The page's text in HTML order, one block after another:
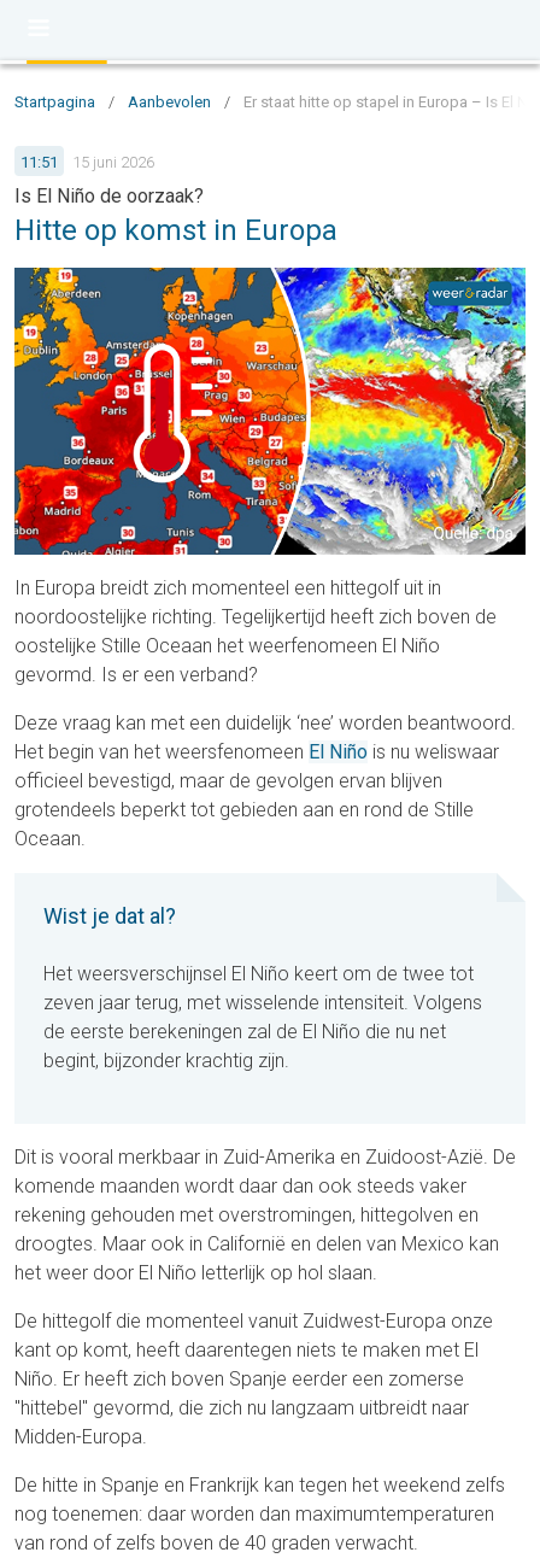
Startpagina / Aanbevolen / Er staat hitte op stapel in Europa – Is El
11:51 15 juni 2026
Is El Niño de oorzaak?
Hitte op komst in Europa
In Europa breidt zich momenteel een hittegolf uit in
noordoostelijke richting. Tegelijkertijd heeft zich boven de
oostelijke Stille Oceaan het weerfenomeen El Niño
gevormd. Is er een verband?
Deze vraag kan met een duidelijk ‘nee’ worden beantwoord.
Het begin van het weersfenomeen El Niño is nu weliswaar
officieel bevestigd, maar de gevolgen ervan blijven
grotendeels beperkt tot gebieden aan en rond de Stille
Oceaan.
Wist je dat al?
Het weersverschijnsel El Niño keert om de twee tot
zeven jaar terug, met wisselende intensiteit. Volgens
de eerste berekeningen zal de El Niño die nu net
begint, bijzonder krachtig zijn.
Dit is vooral merkbaar in Zuid-Amerika en Zuidoost-Azië. De
komende maanden wordt daar dan ook steeds vaker
rekening gehouden met overstromingen, hittegolven en
droogtes. Maar ook in Californië en delen van Mexico kan
het weer door El Niño letterlijk op hol slaan.
De hittegolf die momenteel vanuit Zuidwest-Europa onze
kant op komt, heeft daarentegen niets te maken met El
Niño. Er heeft zich boven Spanje eerder een zomerse
"hittebel" gevormd, die zich nu langzaam uitbreidt naar
Midden-Europa.
De hitte in Spanje en Frankrijk kan tegen het weekend zelfs
nog toenemen: daar worden dan maximumtemperaturen
van rond of zelfs boven de 40 graden verwacht.